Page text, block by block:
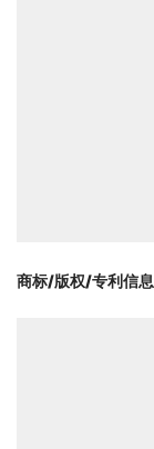
商标/版权/专利信息